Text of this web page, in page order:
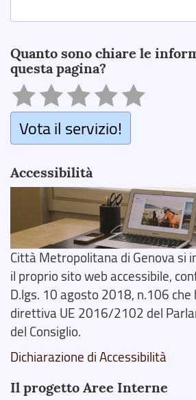
Quanto sono chiare le
questa pagina?
Vota il servizio!
Accessibilità
Città Metropolitana di Genova si
il proprio sito web accessibile,
D.lgs. 10 agosto 2018, n.106 che
direttiva UE 2016/2102 del
del Consiglio.
Dichiarazione di Accessibilità
Il progetto Aree Interne